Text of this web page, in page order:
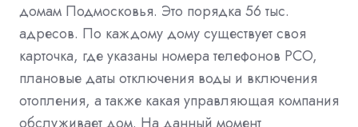
домам Подмосковья. Это порядка 56 тыс.
адресов. По каждому дому существует своя
карточка, где указаны номера телефонов РСО,
плановые даты отключения воды и включения
отопления, а также какая управляющая компания